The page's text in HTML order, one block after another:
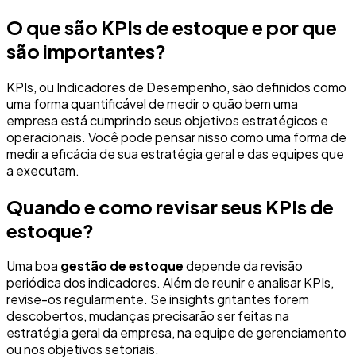
O que são KPIs de estoque e por que
são importantes?
KPIs, ou Indicadores de Desempenho, são definidos como
uma forma quantificável de medir o quão bem uma
empresa está cumprindo seus objetivos estratégicos e
operacionais. Você pode pensar nisso como uma forma de
medir a eficácia de sua estratégia geral e das equipes que
a executam.
Quando e como revisar seus KPIs de
estoque?
Uma boa gestão de estoquedepende da revisão
periódica dos indicadores. Além de reunir e analisar KPIs,
revise-os regularmente. Se insights gritantes forem
descobertos, mudanças precisarão ser feitas na
estratégia geral da empresa, na equipe de gerenciamento
ou nos objetivos setoriais.